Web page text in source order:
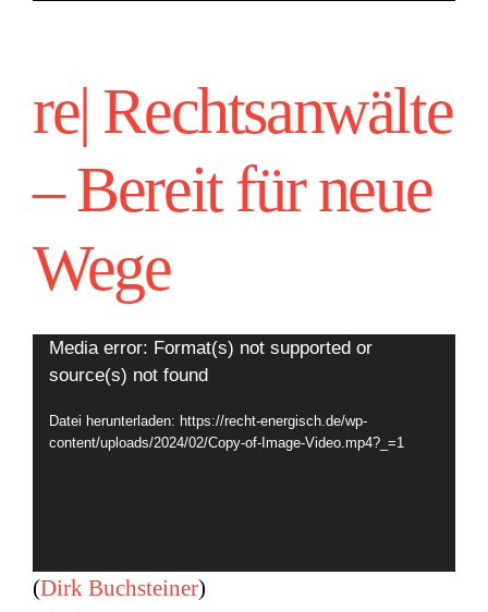
re| Rechtsanwälte
– Bereit für neue
Wege
Video-
Player
Media error: Format(s) not supported or
source(s) not found
Datei herunterladen: https://recht-energisch.de/wp-
content/uploads/2024/02/Copy-of-Image-Video.mp4?_=1
(Dirk Buchsteiner)